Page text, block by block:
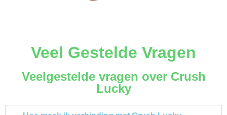
Veel Gestelde Vragen
Veelgestelde vragen over Crush
Lucky